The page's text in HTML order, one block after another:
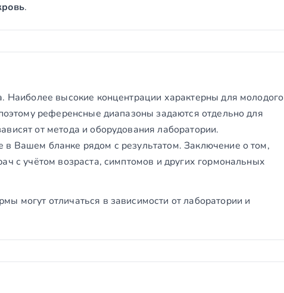
.
Наиболее высокие концентрации характерны для молодого
референсные диапазоны задаются отдельно для
от метода и оборудования лаборатории.
Вашем бланке рядом с результатом. Заключение о том,
с учётом возраста, симптомов и других гормональных
могут отличаться в зависимости от лаборатории и